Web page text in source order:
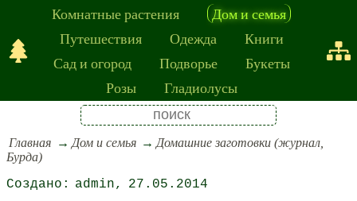
Комнатные растения
Дом и семья
Путешествия
Одежда
Книги
Сад и огород
Подворье
Букеты
Розы
Гладиолусы
Главная Дом и семья
Домашние заготовки (журнал,
Бурда)
admin 27.05.2014